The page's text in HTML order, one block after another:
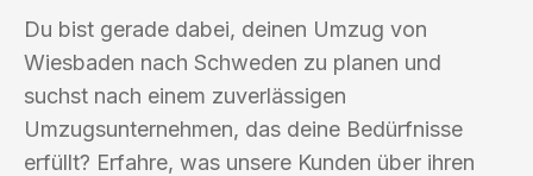
Du bist gerade dabei, deinen Umzug von
Wiesbaden nach Schweden zu planen und
suchst nach einem zuverlässigen
Umzugsunternehmen, das deine Bedürfnisse
erfüllt? Erfahre, was unsere Kunden über ihren